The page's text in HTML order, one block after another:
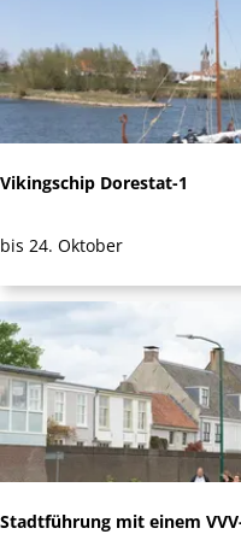
e
n
e
r
n
e
r
E
i
n
s
e
Vikingschip Dorestat-1
V
k
i
n
g
s
i
bis 24. Oktober
Stadtführung mit einem